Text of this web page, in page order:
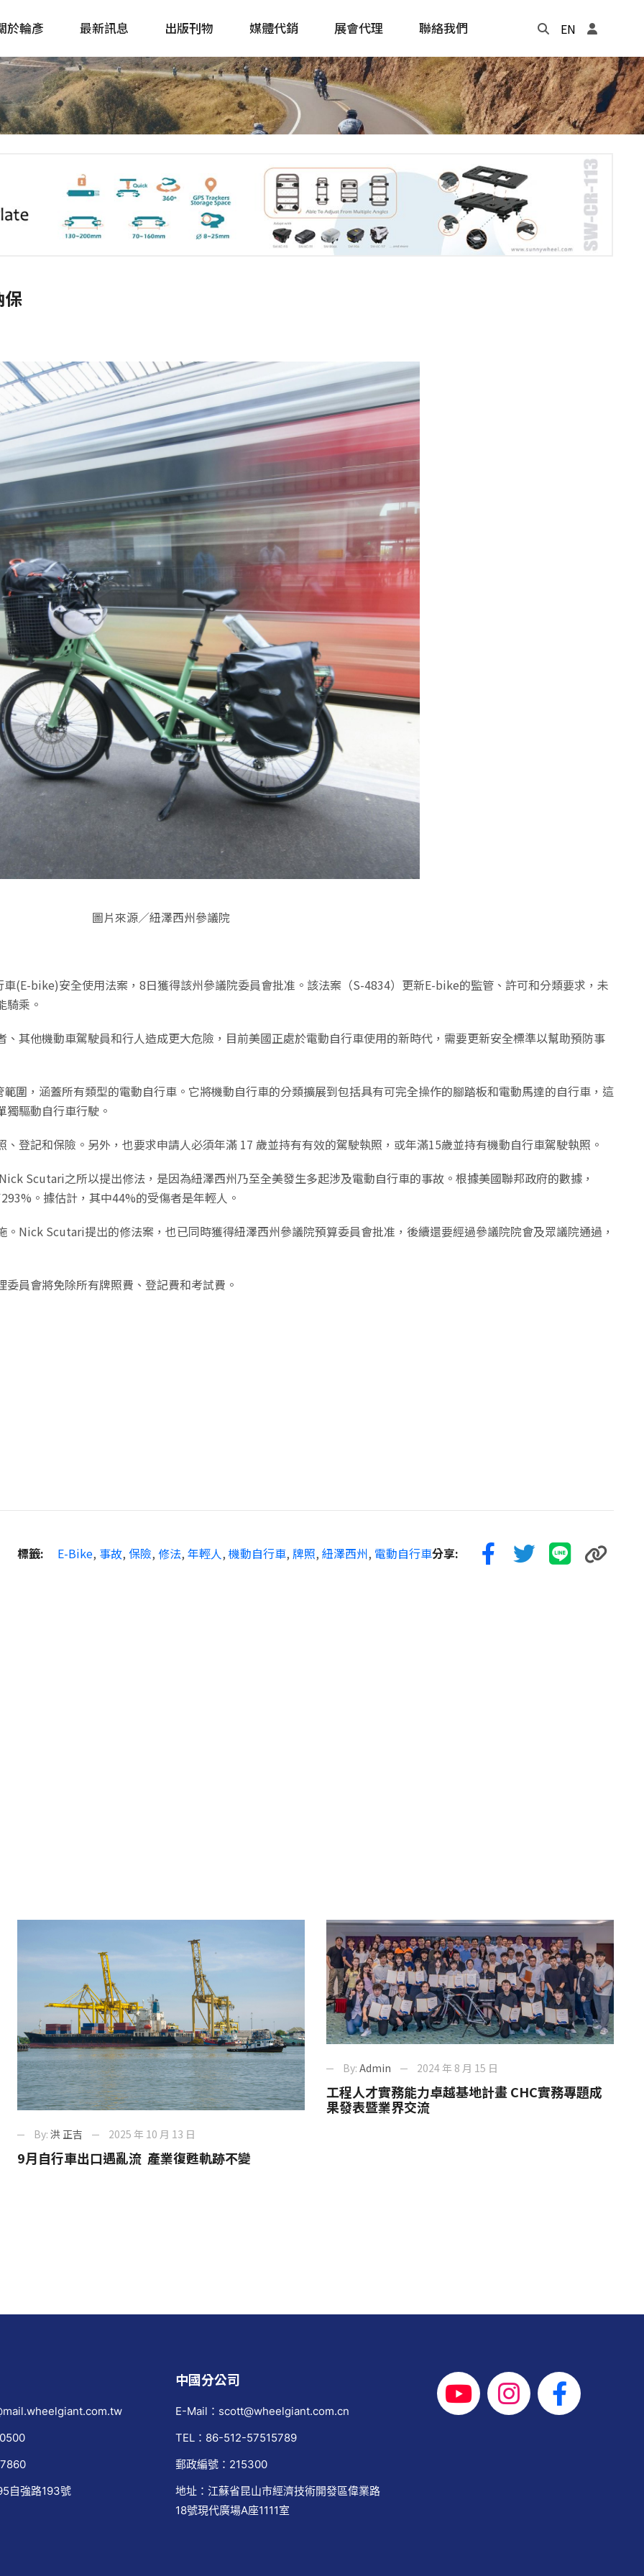
於輪彥 最新訊息 出版刊物
自行車&電動車市場快訊
Update
單車誌 Cycling Update
戶外探索 Outside
主題書籍
年度記事本
媒體代銷 展會代理 聯絡我們 EN
圖片來源／紐澤西州參議院
(E-bike)安全使用法案，8日獲得該州參議院委員會批准。該法案（S-4834）更新E-bike的監管、許可和分類要求，未
騎乘。
其他機動車駕駛員和行人造成更大危險，目前美國正處於電動自行車使用的新時代，需要更新安全標準以幫助預防事
，涵蓋所有類型的電動自行車。它將機動自行車的分類擴展到包括具有可完全操作的腳踏板和電動馬達的自行車，這
驅動自行車行駛。
登記和保險。另外，也要求申請人必須年滿 17 歲並持有有效的駕駛執照，或年滿15歲並持有機動自行車駕駛執照。
Scutari之所以提出修法，是因為紐澤西州乃至全美發生多起涉及電動自行車的事故。根據美國聯邦政府的數據，
。據估計，其中44%的受傷者是年輕人。
Nick Scutari提出的修法案，也已同時獲得紐澤西州參議院預算委員會批准，後續還要經過參議院院會及眾議院通過，
員會將免除所有牌照費、登記費和考試費。
標籤: E-Bike, 事故, 保險, 修法, 年輕人, 機動自行車, 牌照, 紐澤西州, 電動自行車分享:
By: 洪 正吉 2025 年 10 月 13 日
9月自行車出口遇亂流 產業復甦軌跡不變
By: Admin 2024 年 8 月 15 日
工程人才實務能力卓越基地計畫 CHC實務專題成
果發表暨業界交流
自強路193號
中國分公司
E-Mail：scott@wheelgiant.com.cn
TEL：86-512-57515789
郵政編號：215300
地址：江蘇省昆山市經濟技術開發區偉業路
18號現代廣場A座1111室